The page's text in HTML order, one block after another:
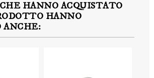
HANNO ACQUISTATO
HANNO
ANCHE: